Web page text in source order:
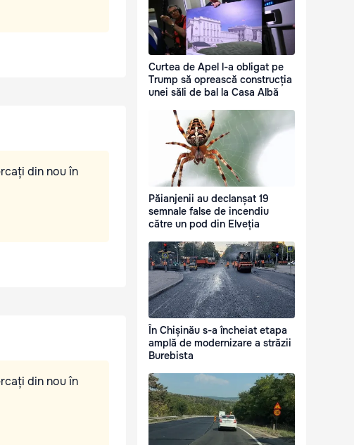
din nou în
din nou în
Curtea de Apel l-a obligat pe
Trump să oprească construcția
unei săli de bal la Casa Albă
Păianjenii au declanșat 19
semnale false de incendiu
către un pod din Elveția
În Chișinău s-a încheiat etapa
amplă de modernizare a străzii
Burebista